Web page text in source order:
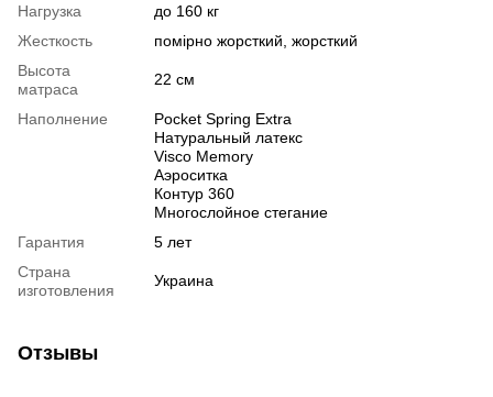
Нагрузка
до 160 кг
Жесткость
помірно жорсткий, жорсткий
Высота
матраса
22 см
Наполнение
Pocket Spring Extra
Натуральный латекс
Visco Memory
Аэроситка
Контур 360
Многослойное стегание
Гарантия
5 лет
Страна
изготовления
Украина
Отзывы